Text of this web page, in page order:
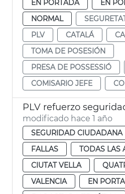
EN PORTADA
EN
NORMAL
PLV
CATALÁ
TOMA DE POSESIÓN
PRESA DE POSSESSIÓ
COMISARIO JEFE
modificado hace 1 año
SEGURIDAD CIUDADANA
FALLAS
TODAS LAS
CIUTAT VELLA
VALENCIA
EN